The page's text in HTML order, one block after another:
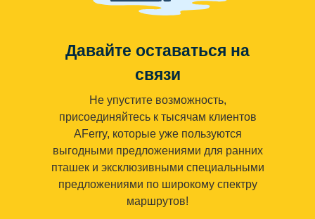
Давайте оставаться на
связи
Не упустите возможность,
присоединяйтесь к тысячам клиентов
AFerry, которые уже пользуются
выгодными предложениями для ранних
пташек и эксклюзивными специальными
предложениями по широкому спектру
маршрутов!